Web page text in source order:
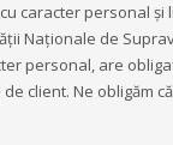
caracter personal și
Naționale de
personal, are
client. Ne obligăm